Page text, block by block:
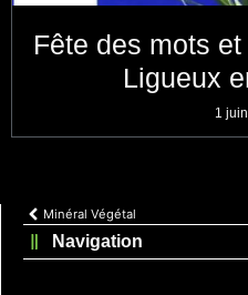
Fête des mots
Ligueux
1
Minéral Végétal
Navigation